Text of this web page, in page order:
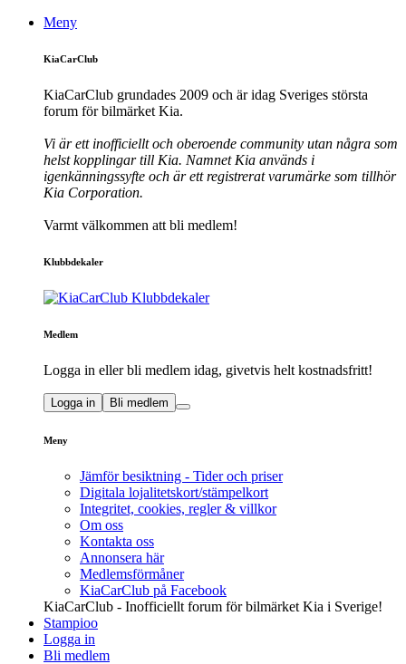
Meny
KiaCarClub
KiaCarClub grundades 2009 och är idag Sveriges största
forum för bilmärket Kia.
Vi är ett inofficiellt och oberoende community utan några som
helst kopplingar till Kia. Namnet Kia används i
igenkänningssyfte och är ett registrerat varumärke som tillhör
Kia Corporation.
Varmt välkommen att bli medlem!
Klubbdekaler
Medlem
Logga in eller bli medlem idag, givetvis helt kostnadsfritt!
Logga in Bli medlem
Meny
Jämför besiktning - Tider och priser
Digitala lojalitetskort/stämpelkort
Integritet, cookies, regler & villkor
Om oss
Kontakta oss
Annonsera här
Medlemsförmåner
KiaCarClub på Facebook
KiaCarClub - Inofficiellt forum för bilmärket Kia i Sverige!
Stampioo
Logga in
Bli medlem